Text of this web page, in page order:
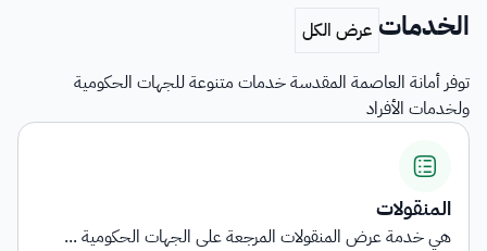
الخدمات
توفر أمانة العاصمة المقدسة خدمات متنوعة للجهات الحكومية
ولخدمات الأفراد
المنقولات
هي خدمة عرض المنقولات المرجعة على الجهات الحكومية ...